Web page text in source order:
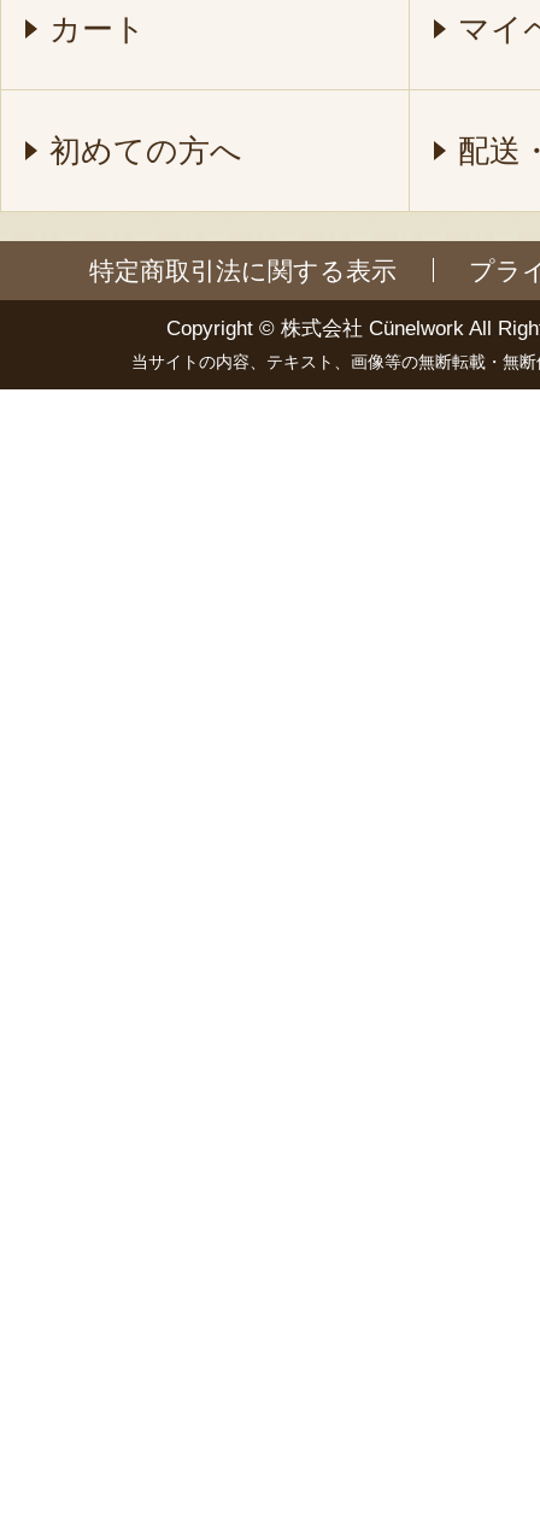
カート マイ
初めての方へ 配送
特定商取引法に関する表示 プラ
Copyright © 株式会社 Cünelwork All
当サイトの内容、テキスト、画像等の無断転載・無